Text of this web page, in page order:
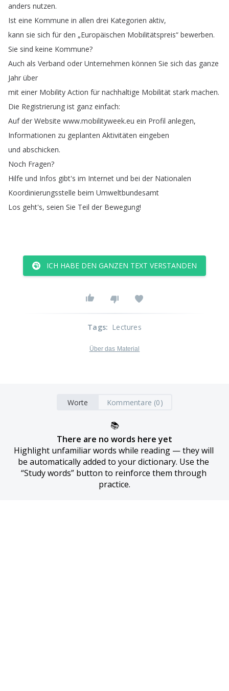
anders nutzen.
Ist eine Kommune in allen drei Kategorien aktiv,
kann sie sich für den „Europäischen Mobilitätspreis“ bewerben.
Sie sind keine Kommune?
Auch als Verband oder Unternehmen können Sie sich das ganze
Jahr über
mit einer Mobility Action für nachhaltige Mobilität stark machen.
Die Registrierung ist ganz einfach:
Auf der Website www.mobilityweek.eu ein Profil anlegen,
Informationen zu geplanten Aktivitäten eingeben
und abschicken.
Noch Fragen?
Hilfe und Infos gibt's im Internet und bei der Nationalen
Koordinierungsstelle beim Umweltbundesamt
Los geht's, seien Sie Teil der Bewegung!
ICH HABE DEN GANZEN TEXT VERSTANDEN
Tags: Lectures
Über das Material
Worte Kommentare (0)
📚
There are no words here yet
Highlight unfamiliar words while reading — they will
be automatically added to your dictionary. Use the
“Study words” button to reinforce them through
practice.